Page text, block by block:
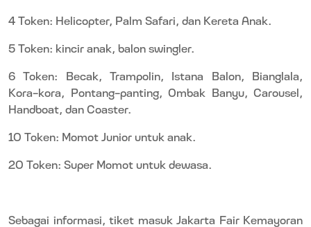
4 Token: Helicopter, Palm Safari, dan Kereta Anak.
5 Token: kincir anak, balon swingler.
6 Token: Becak, Trampolin, Istana Balon, Bianglala,
Kora-kora, Pontang-panting, Ombak Banyu, Carousel,
Handboat, dan Coaster.
10 Token: Momot Junior untuk anak.
20 Token: Super Momot untuk dewasa.
Sebagai informasi, tiket masuk Jakarta Fair Kemayoran